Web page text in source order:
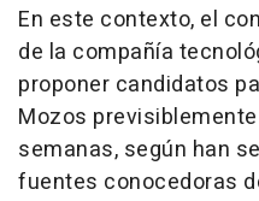
En este contexto, el
de la compañía
proponer candidatos
Mozos
semanas, según han
fuentes conocedoras